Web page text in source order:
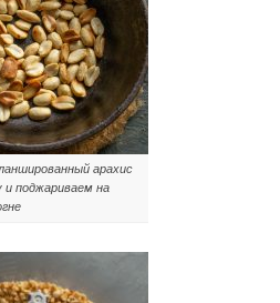
арахис
и поджариваем на